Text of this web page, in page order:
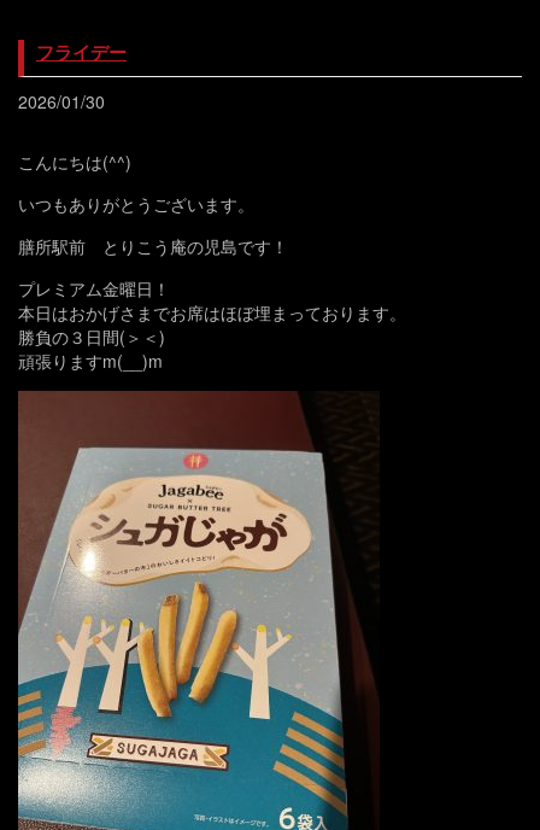
フライデー
2026/01/30
こんにちは(^^)
いつもありがとうございます。
膳所駅前 とりこう庵の児島です！
プレミアム金曜日！
本日はおかげさまでお席はほぼ埋まっております。
勝負の３日間(＞＜)
頑張りますm(__)m